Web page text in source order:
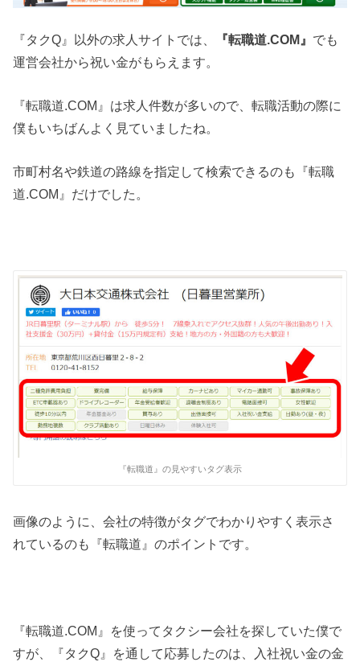
『タクQ』以外の求人サイトでは、 『転職道.COM』 でも
運営会社から祝い金がもらえます。
『転職道.COM』は求人件数が多いので、転職活動の際に
僕もいちばんよく見ていましたね。
市町村名や鉄道の路線を指定して検索できるのも『転職
道.COM』だけでした。
『転職道』の見やすいタグ表示
画像のように、会社の特徴がタグでわかりやすく表示さ
れているのも『転職道』のポイントです。
『転職道.COM』を使ってタクシー会社を探していた僕で
すが、『タクQ』を通して応募したのは、入社祝い金の金